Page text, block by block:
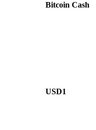
Bitcoin Cash
USD1